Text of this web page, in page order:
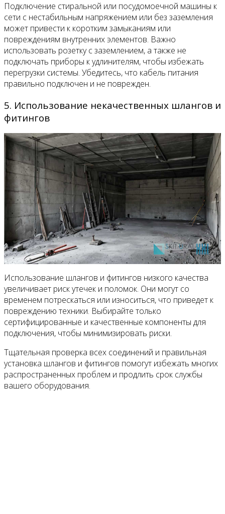
Подключение стиральной или посудомоечной машины к
сети с нестабильным напряжением или без заземления
может привести к коротким замыканиям или
повреждениям внутренних элементов. Важно
использовать розетку с заземлением, а также не
подключать приборы к удлинителям, чтобы избежать
перегрузки системы. Убедитесь, что кабель питания
правильно подключен и не поврежден.
5. Использование некачественных шлангов и
фитингов
Использование шлангов и фитингов низкого качества
увеличивает риск утечек и поломок. Они могут со
временем потрескаться или износиться, что приведет к
повреждению техники. Выбирайте только
сертифицированные и качественные компоненты для
подключения, чтобы минимизировать риски.
Тщательная проверка всех соединений и правильная
установка шлангов и фитингов помогут избежать многих
распространенных проблем и продлить срок службы
вашего оборудования.